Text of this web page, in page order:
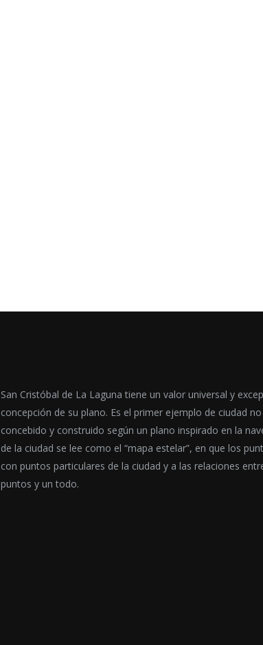
San Cristóbal de La Laguna tiene un valor universal y
concepción de su plano. Es el primer ejemplo de ciudad
concebido y construido según un plano inspirado en la
de la ciudad se lee como el “mapa estelar”, en que los
con puntos particulares de la ciudad y a las relaciones
puntos y un todo.